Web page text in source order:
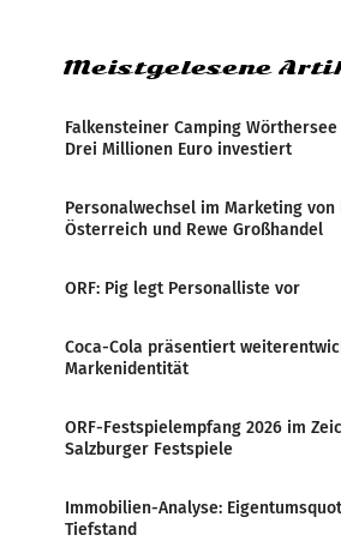
Meistgelesene
Falkensteiner Camping
Drei Millionen Euro investiert
Personalwechsel im Marketing von
Österreich und Rewe Großhandel
ORF: Pig legt Personalliste vor
Coca-Cola präsentiert
Markenidentität
ORF-Festspielempfang 2026 im
Salzburger Festspiele
Immobilien-Analyse:
Tiefstand